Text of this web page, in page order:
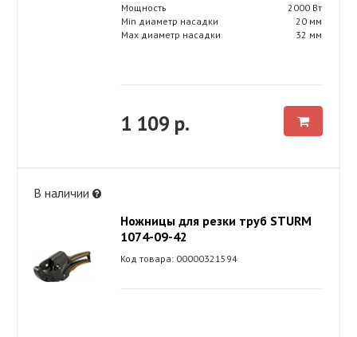
Мощность
2000 Вт
Min диаметр насадки
20 мм
Max диаметр насадки
32 мм
1 109 р.
В наличии
Ножницы для резки труб STURM
1074-09-42
Код товара: 00000321594